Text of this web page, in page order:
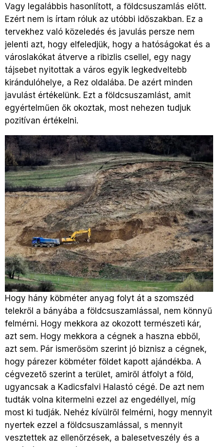
Vagy legalábbis hasonlított, a földcsuszamlás előtt.
Ezért nem is írtam róluk az utóbbi időszakban. Ez a
tervekhez való közeledés és javulás persze nem
jelenti azt, hogy elfeledjük, hogy a hatóságokat és a
városlakókat átverve a ribizlis csellel, egy nagy
tájsebet nyitottak a város egyik legkedveltebb
kirándulóhelye, a Rez oldalába. De azért minden
javulást értékelünk. Ezt a földcsuszamlást, amit
egyértelműen ők okoztak, most nehezen tudjuk
pozitívan értékelni.
Hogy hány köbméter anyag folyt át a szomszéd
telekről a bányába a földcsuszamlással, nem könnyű
felmérni. Hogy mekkora az okozott természeti kár,
azt sem. Hogy mekkora a cégnek a haszna ebből,
azt sem. Pár ismerősöm szerint jó biznisz a cégnek,
hogy párezer köbméter földet kapott ajándékba. A
cégvezető szerint a terület, amiről átfolyt a föld,
ugyancsak a Kadicsfalvi Halastó cégé. De azt nem
tudták volna kitermelni ezzel az engedéllyel, míg
most ki tudják. Nehéz kívülről felmérni, hogy mennyit
nyertek ezzel a földcsuszamlással, s mennyit
vesztettek az ellenőrzések, a balesetveszély és a